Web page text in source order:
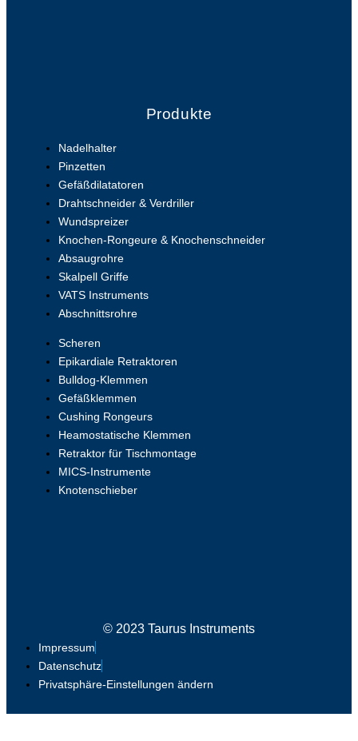
Produkte
Nadelhalter
Pinzetten
Gefäßdilatatoren
Drahtschneider & Verdriller
Wundspreizer
Knochen-Rongeure & Knochenschneider
Absaugrohre
Skalpell Griffe
VATS Instruments
Abschnittsrohre
Scheren
Epikardiale Retraktoren
Bulldog-Klemmen
Gefäßklemmen
Cushing Rongeurs
Heamostatische Klemmen
Retraktor für Tischmontage
MICS-Instrumente
Knotenschieber
© 2023 Taurus Instruments
Impressum
Datenschutz
Privatsphäre-Einstellungen ändern